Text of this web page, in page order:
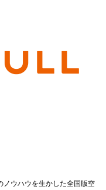
ウハウを生かした全国版空